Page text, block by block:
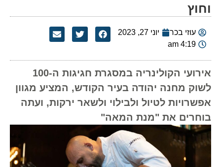
וחוץ
עוזי בכר
יוני 27, 2023
4:19 am
אירועי הקולינריה במסגרת חגיגות ה-100
לשוק מחנה יהודה בעיר הקודש, המציע מגוון
אפשרויות לטיול ולבילוי ולשאר ירקות, ועתה
בוחרים את "מנת המאה"